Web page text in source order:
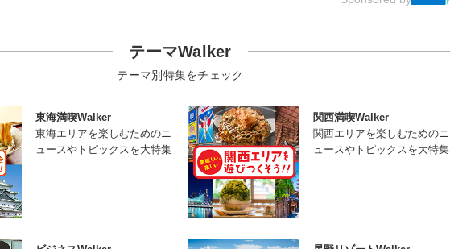
テーマWalker
テーマ別特集をチェック
東海満喫Walker
東海エリアを楽しむためのニ
ュースやトピックスを大特集
関西満喫Walker
関西エリアを楽しむためのニ
ュースやトピックスを大特集